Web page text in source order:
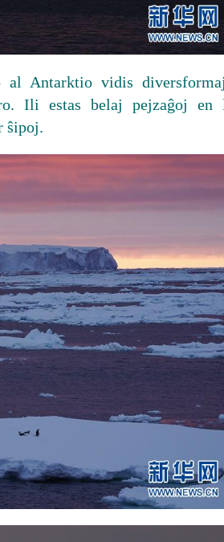
al Antarktio vidis
Ili estas belaj pejzaĝoj en
ŝipoj.